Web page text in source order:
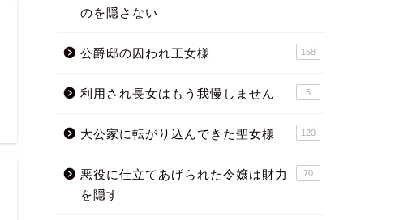
のを隠さない
公爵邸の囚われ王女様 158
利用され長女はもう我慢しません 5
大公家に転がり込んできた聖女様 120
悪役に仕立てあげられた令嬢は財力
を隠す
70